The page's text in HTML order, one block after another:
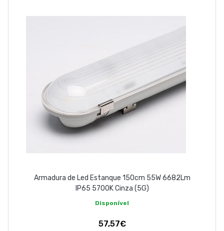
Armadura de Led Estanque 150cm 55W 6682Lm
IP65 5700K Cinza (5G)
Disponível
57,57€